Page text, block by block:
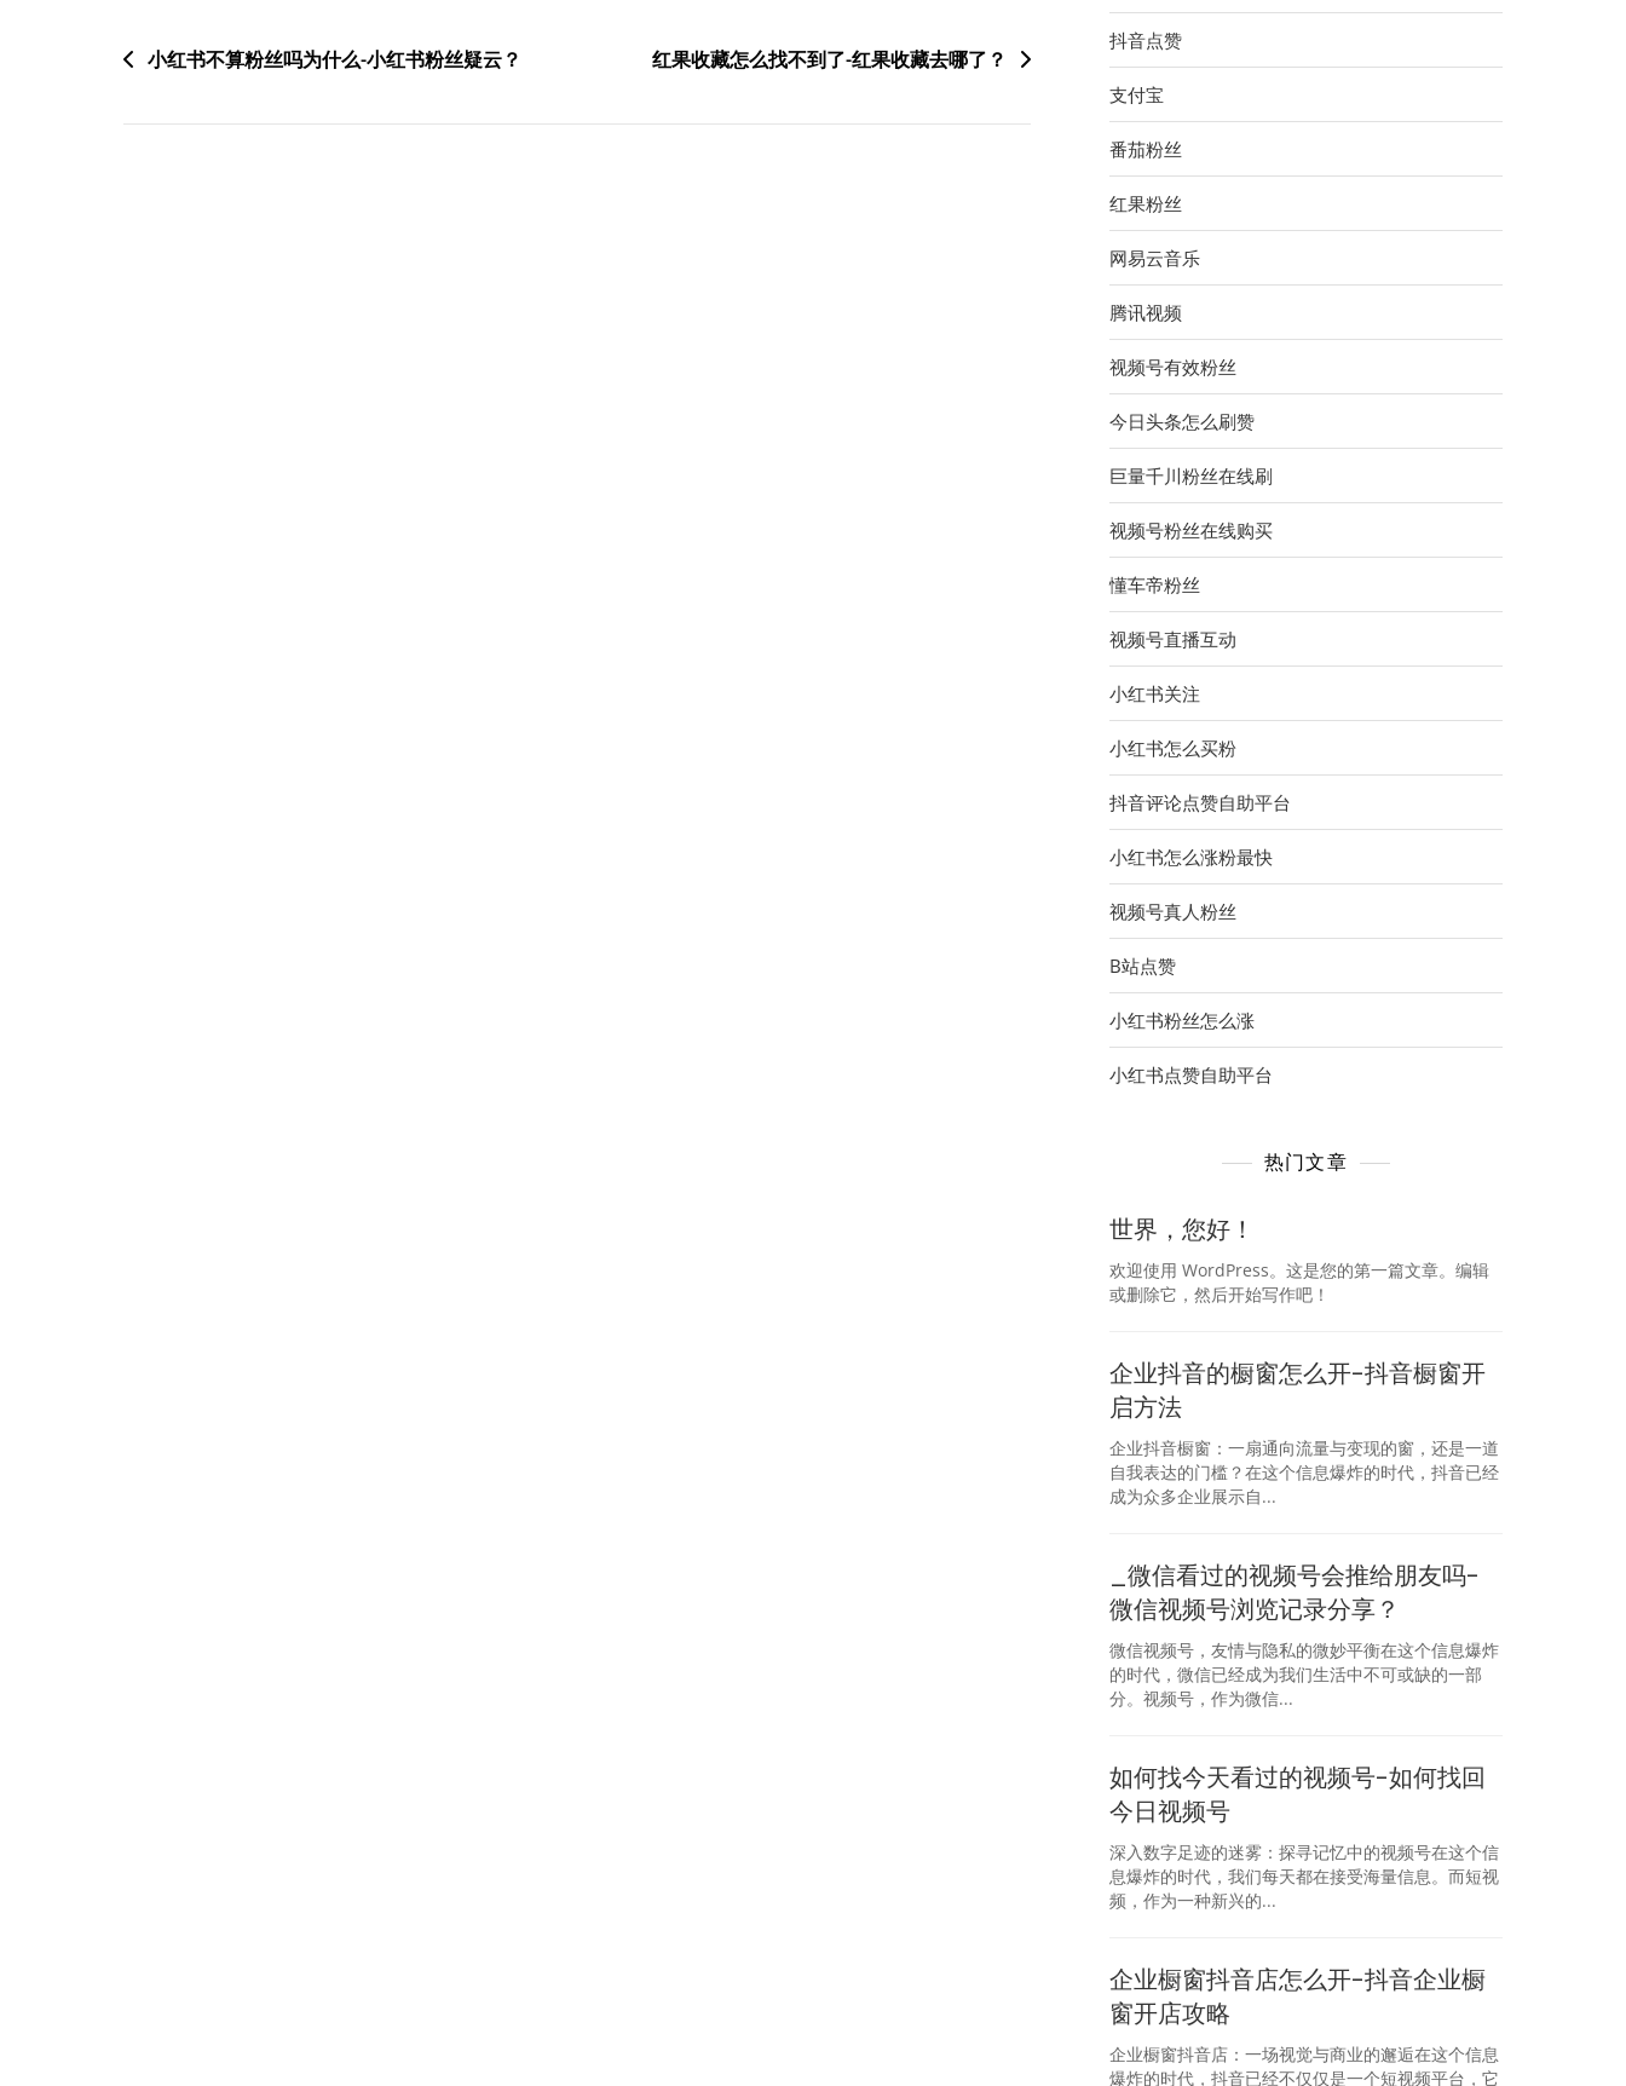
文小红书不算粉丝吗为什么-小红书粉丝疑云？ 红果收藏怎么找不到了-红果收藏去哪了？
抖音点赞
支付宝
番茄粉丝
红果粉丝
网易云音乐
腾讯视频
视频号有效粉丝
今日头条怎么刷赞
巨量千川粉丝在线刷
视频号粉丝在线购买
懂车帝粉丝
视频号直播互动
小红书关注
小红书怎么买粉
抖音评论点赞自助平台
小红书怎么涨粉最快
视频号真人粉丝
B站点赞
小红书粉丝怎么涨
小红书点赞自助平台
热门文章
世界，您好！
欢迎使用 WordPress。这是您的第一篇文章。编辑
或删除它，然后开始写作吧！
企业抖音的橱窗怎么开-抖音橱窗开
启方法
企业抖音橱窗：一扇通向流量与变现的窗，还是一道
自我表达的门槛？在这个信息爆炸的时代，抖音已经
成为众多企业展示自...
_微信看过的视频号会推给朋友吗-
微信视频号浏览记录分享？
微信视频号，友情与隐私的微妙平衡在这个信息爆炸
的时代，微信已经成为我们生活中不可或缺的一部
分。视频号，作为微信...
如何找今天看过的视频号-如何找回
今日视频号
深入数字足迹的迷雾：探寻记忆中的视频号在这个信
息爆炸的时代，我们每天都在接受海量信息。而短视
频，作为一种新兴的...
企业橱窗抖音店怎么开-抖音企业橱
窗开店攻略
企业橱窗抖音店：一场视觉与商业的邂逅在这个信息
爆炸的时代，抖音已经不仅仅是一个短视频平台，它